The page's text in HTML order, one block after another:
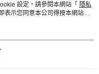
設定，請參閱本網站「 隱私
表示您同意本公司得按本網站使